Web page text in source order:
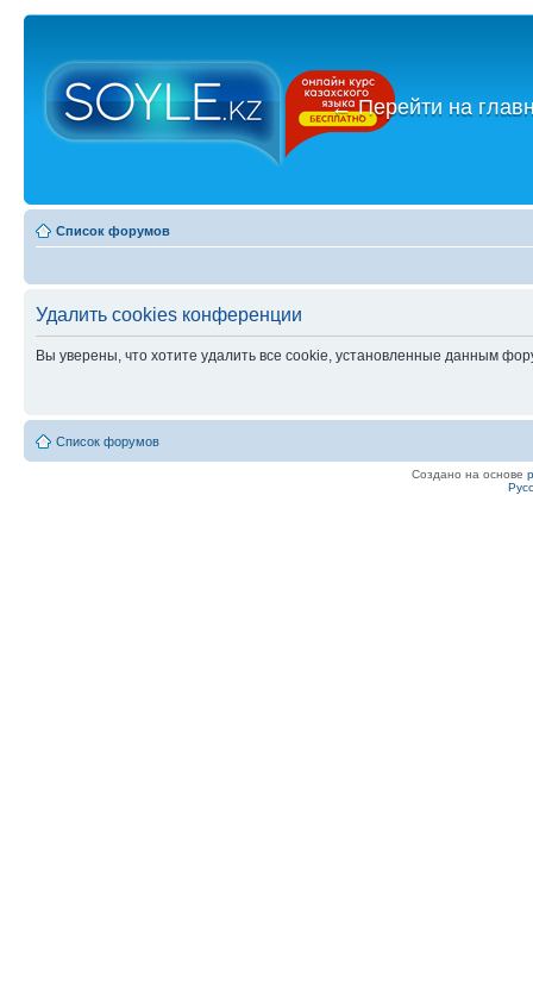
←Перейти на
Список форумов
Удалить cookies конференции
Вы уверены, что хотите удалить все cookie, установленные данным
Список форумов
Создано на основе